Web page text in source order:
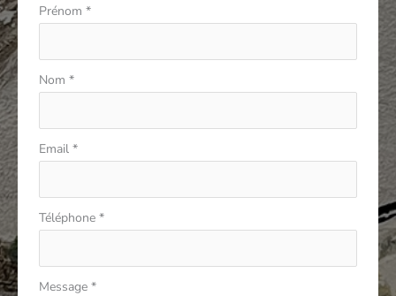
Formulaire
avec
téléphone
Prénom *
Nom *
Email *
Téléphone *
Message *